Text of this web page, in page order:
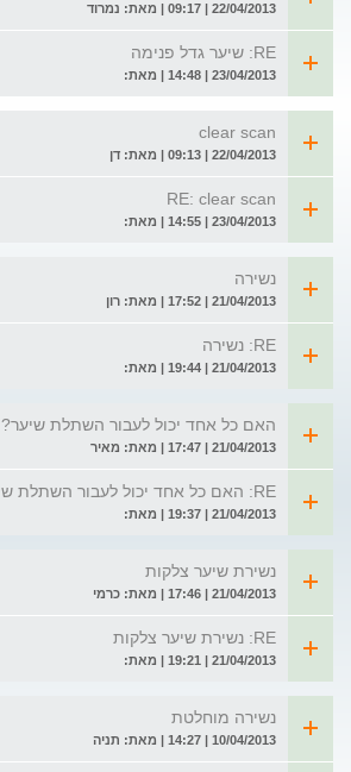
22/04/2013 | 09:17 | מאת: נמרוד
RE: שיער גדל פנימה
23/04/2013 | 14:48 | מאת:
clear scan
22/04/2013 | 09:13 | מאת: דן
RE: clear scan
23/04/2013 | 14:55 | מאת:
נשירה
21/04/2013 | 17:52 | מאת: רון
RE: נשירה
21/04/2013 | 19:44 | מאת:
האם כל אחד יכול לעבור השתלת שיער?
21/04/2013 | 17:47 | מאת: מאיר
RE: האם כל אחד יכול לעבור השתלת שיער?
21/04/2013 | 19:37 | מאת:
נשירת שיער צלקות
21/04/2013 | 17:46 | מאת: כרמי
RE: נשירת שיער צלקות
21/04/2013 | 19:21 | מאת:
נשירה מוחלטת
10/04/2013 | 14:27 | מאת: תניה